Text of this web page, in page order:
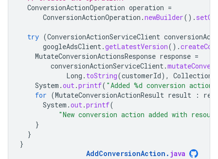
ConversionActionOperation operation =
ConversionActionOperation .newBuilder().
try (ConversionActionServiceClient
googleAdsClient.getLatestVersion().
MutateConversionActionsResponse response =
conversionActionServiceClient.
Long . toString(customerId), Collections
System .out.printf( "Added %d conversion
for (MutateConversionActionResult result :
System .out.printf(
"New conversion action added with
}
}
}
AddConversionAction . java